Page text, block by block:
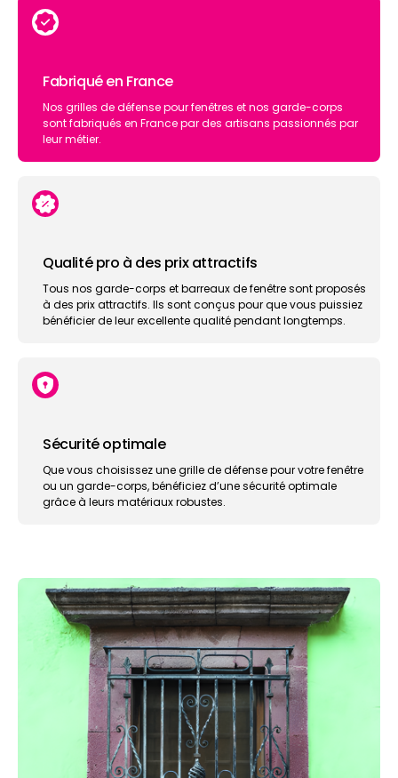
Fabriqué en France
Nos grilles de défense pour fenêtres et nos garde-corps
sont fabriqués en France par des artisans passionnés par
leur métier.
Qualité pro à des prix attractifs
Tous nos garde-corps et barreaux de fenêtre sont proposés
à des prix attractifs. Ils sont conçus pour que vous puissiez
bénéficier de leur excellente qualité pendant longtemps.
Sécurité optimale
Que vous choisissez une grille de défense pour votre fenêtre
ou un garde-corps, bénéficiez d’une sécurité optimale
grâce à leurs matériaux robustes.